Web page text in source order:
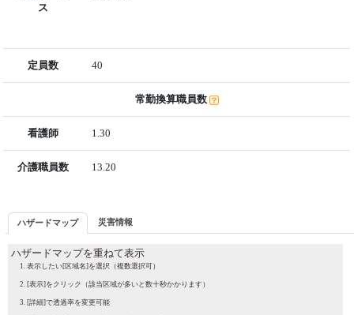
ス
定員数 40
常勤換算職員数
看護師 1.30
介護職員数 13.20
ハザードマップ 災害情報
ハザードマップを重ねて表示
表示したい[区域名]を選択（複数選択可）
[表示]をクリック（該当区域が多いと数十秒かかります）
[詳細]で透過率を変更可能